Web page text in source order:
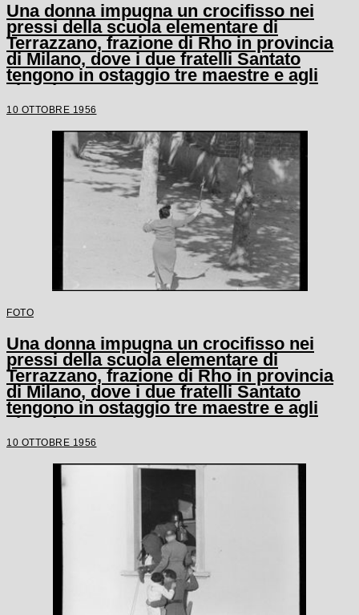
Una donna impugna un crocifisso nei
pressi della scuola elementare di
Terrazzano, frazione di Rho in provincia
di Milano, dove i due fratelli Santato
tengono in ostaggio tre maestre e agli
alunni
10 OTTOBRE 1956
FOTO
Una donna impugna un crocifisso nei
pressi della scuola elementare di
Terrazzano, frazione di Rho in provincia
di Milano, dove i due fratelli Santato
tengono in ostaggio tre maestre e agli
alunni
10 OTTOBRE 1956